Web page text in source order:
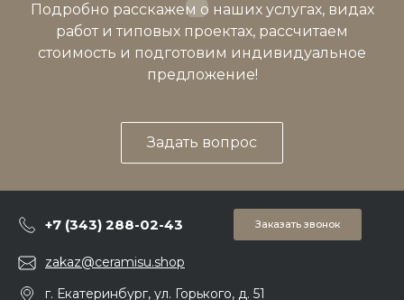
Подробно расскажем о наших услугах, видах
работ и типовых проектах, рассчитаем
стоимость и подготовим индивидуальное
предложение!
Задать вопрос
+7 (343) 288-02-43 Заказать звонок
zakaz@ceramisu.shop
г. Екатеринбург, ул. Горького, д. 51